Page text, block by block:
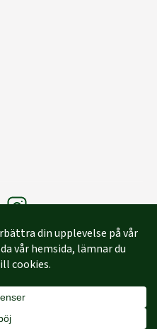
instagram